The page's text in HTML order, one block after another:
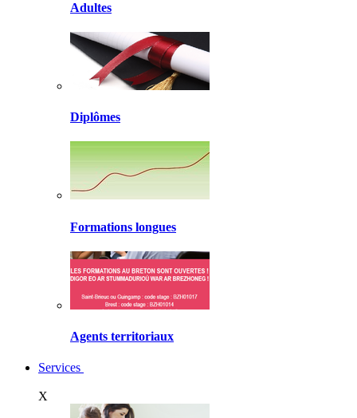
Adultes
Diplômes
Formations longues
Agents territoriaux
Services
X